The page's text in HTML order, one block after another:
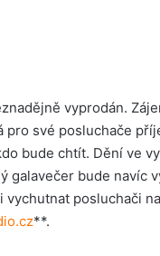
vyprodán.
své posluchače
bude chtít. Dění ve
bude navíc
posluchači
**.